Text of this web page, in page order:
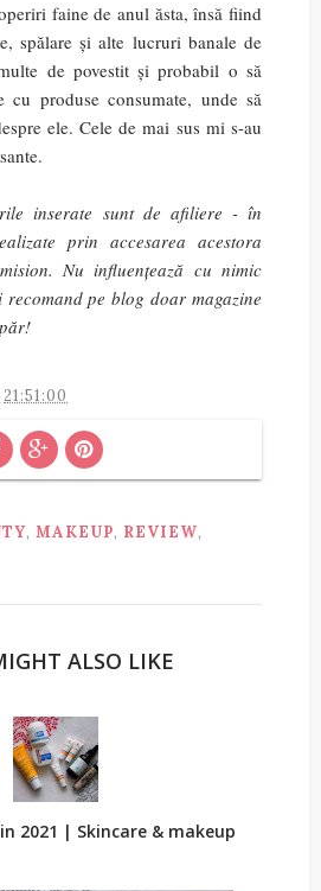
faine de anul ăsta, însă fiind
spălare și alte lucruri banale de
de povestit și probabil o să
cu produse consumate, unde să
ele. Cele de mai sus mi s-au
inserate sunt de afiliere - în
prin accesarea acestora
Nu influențează cu nimic
pe blog doar magazine
21:51:00
, MAKEUP, REVIEW,
ALSO LIKE
2021 | Skincare & makeup